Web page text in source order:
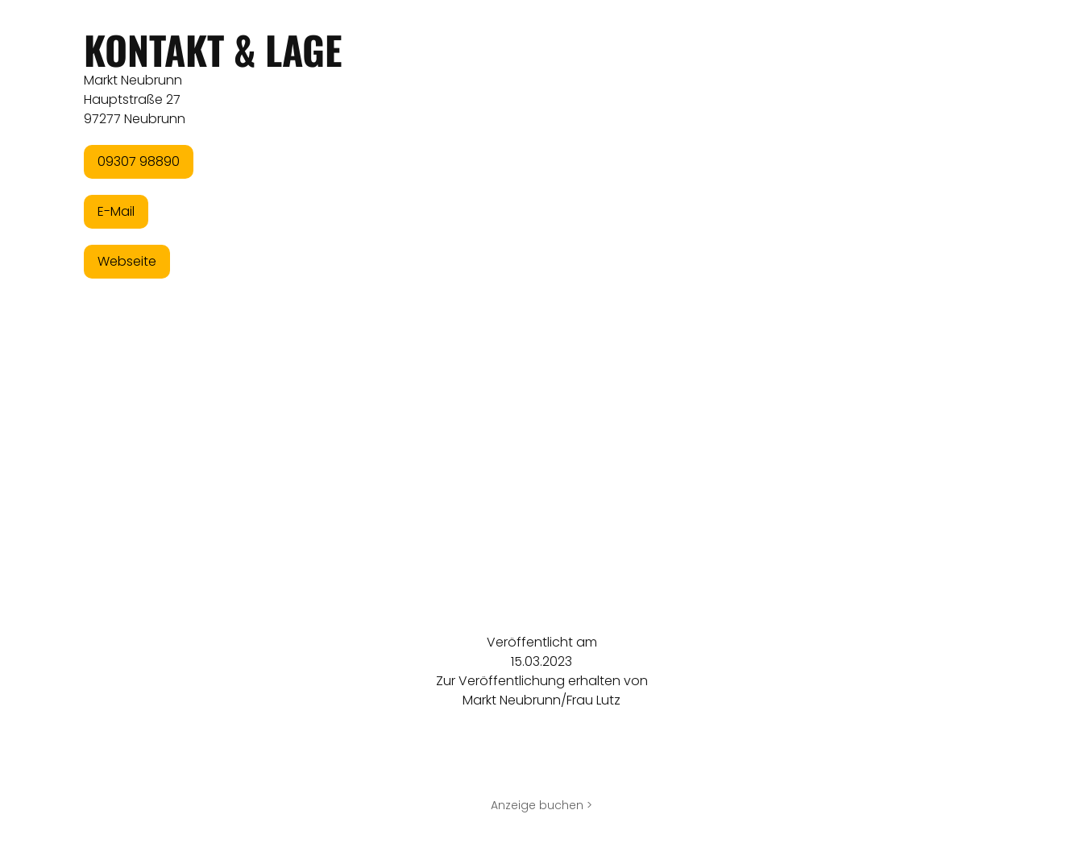
KONTAKT & LAGE
Markt Neubrunn
Hauptstraße 27
97277 Neubrunn
09307 98890
E-Mail
Webseite
Veröffentlicht am
15.03.2023
Zur Veröffentlichung erhalten von
Markt Neubrunn/Frau Lutz
Anzeige buchen >